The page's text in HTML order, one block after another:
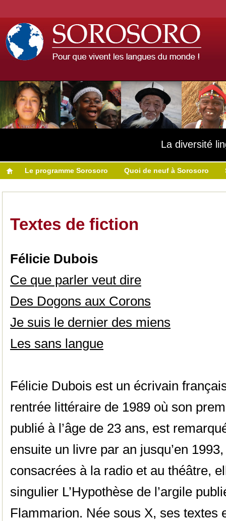
La diversité
Le programme Sorosoro Quoi de neuf à Sorosoro
Textes de fiction
Félicie Dubois
Ce que parler veut dire
Des Dogons aux Corons
Je suis le dernier des miens
Les sans langue
Félicie Dubois est un écrivain
rentrée littéraire de 1989 où son
publié à l’âge de 23 ans, est
ensuite un livre par an jusqu’en
consacrées à la radio et au théâtre,
singulier L’Hypothèse de l’argile
Flammarion. Née sous X, ses textes